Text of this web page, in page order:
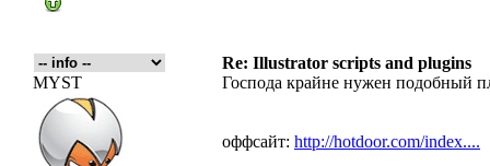
Re: Illustrator scripts and plugins
MYST
Господа крайне нужен подобный
оффсайт: http://hotdoor.com/index....